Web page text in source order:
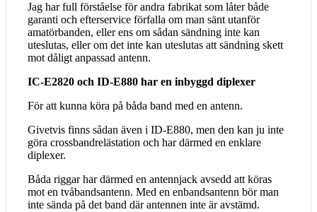
Jag har full förståelse för andra fabrikat som låter både
garanti och efterservice förfalla om man sänt utanför
amatörbanden, eller ens om sådan sändning inte kan
uteslutas, eller om det inte kan uteslutas att sändning skett
mot dåligt anpassad antenn.
IC-E2820 och ID-E880 har en inbyggd diplexer
För att kunna köra på båda band med en antenn.
Givetvis finns sådan även i ID-E880, men den kan ju inte
göra crossbandrelästation och har därmed en enklare
diplexer.
Båda riggar har därmed en antennjack avsedd att köras
mot en tvåbandsantenn. Med en enbandsantenn bör man
inte sända på det band där antennen inte är avstämd.